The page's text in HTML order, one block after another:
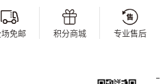
免邮 积分商城 专业售后